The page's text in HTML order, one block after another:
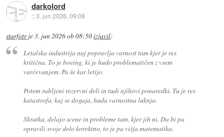
darkolord
::3. jun 2026, 09:08
starfotrje3. jun 2026 ob 08:50izjavil:
Letalska industrija naj popravlja varnost tam kjer je res
kritična. To je boeing, ki je hudo problematičen z vsem
varčevanjem. Pa še kar letijo.
Potem rabljeni rezervni deli in tudi njihovi ponaredki. Tu je res
katastrofa, kaj se dogaja, huda varnostna luknja.
Skratka, delajo scene in probleme tam, kjer jih ni. Da bi pa
opravili svoje delo korektno, to je pa višja matematika.